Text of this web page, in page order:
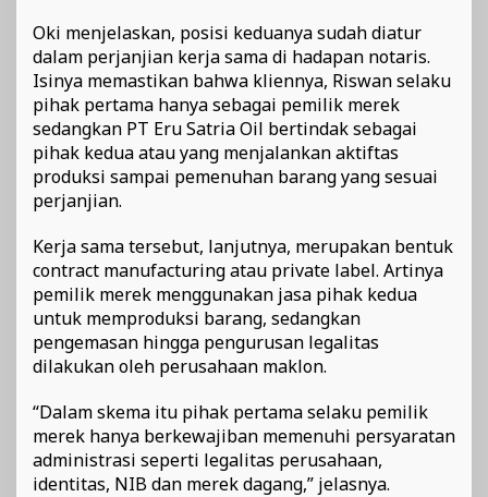
Oki menjelaskan, posisi keduanya sudah diatur
dalam perjanjian kerja sama di hadapan notaris.
Isinya memastikan bahwa kliennya, Riswan selaku
pihak pertama hanya sebagai pemilik merek
sedangkan PT Eru Satria Oil bertindak sebagai
pihak kedua atau yang menjalankan aktiftas
produksi sampai pemenuhan barang yang sesuai
perjanjian.
Kerja sama tersebut, lanjutnya, merupakan bentuk
contract manufacturing atau private label. Artinya
pemilik merek menggunakan jasa pihak kedua
untuk memproduksi barang, sedangkan
pengemasan hingga pengurusan legalitas
dilakukan oleh perusahaan maklon.
“Dalam skema itu pihak pertama selaku pemilik
merek hanya berkewajiban memenuhi persyaratan
administrasi seperti legalitas perusahaan,
identitas, NIB dan merek dagang,” jelasnya.